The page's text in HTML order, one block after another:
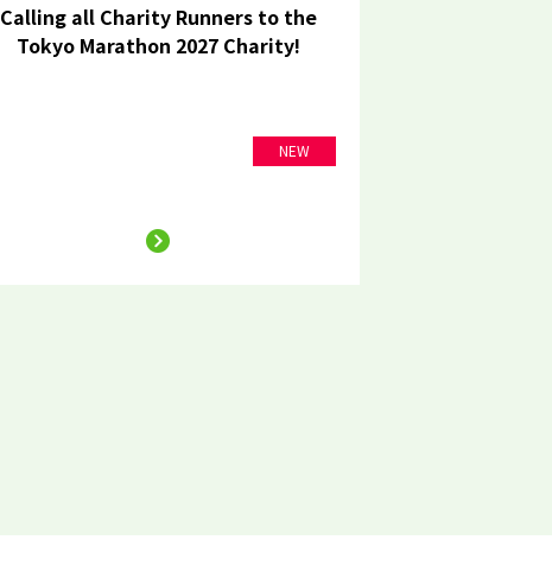
Calling all Charity Runners to the
Tokyo Marathon 2027 Charity!
NEW